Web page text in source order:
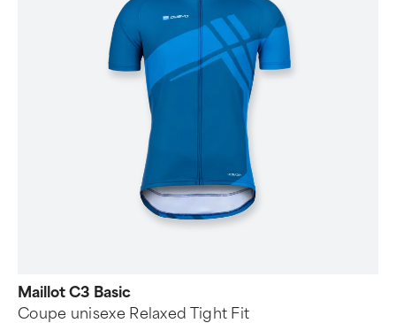
Maillot C3 Basic
Coupe unisexe Relaxed Tight Fit